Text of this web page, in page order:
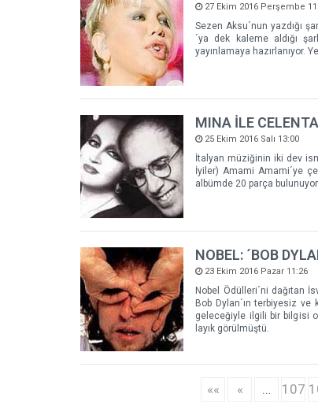
27 Ekim 2016 Perşembe
Sezen Aksu´nun yazdığı
´ya dek kaleme aldığı
yayınlamaya hazırlanıyor.
MINA İLE
25 Ekim 2016 Salı 13:00
İtalyan müziğinin iki dev
İyiler) Amami Amami´ye
albümde 20 parça
NOBEL: ´BOB
23 Ekim 2016 Pazar 11:26
Nobel Ödülleri´ni dağıtan
Bob Dylan´ın terbiyesiz
geleceğiyle ilgili bir bilgisi
layık görülmüştü.
«« « … 107